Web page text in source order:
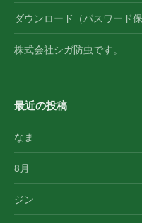
ダウンロード（パスワード保
株式会社シガ防虫です。
最近の投稿
なま
8月
ジン